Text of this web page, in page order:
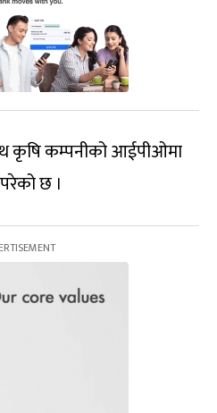
कृषि कम्पनीको आईपीओमा
छ ।